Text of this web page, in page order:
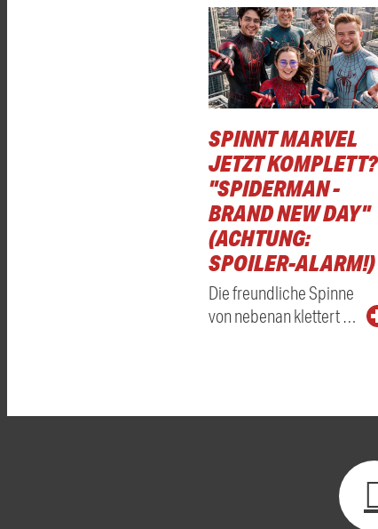
SPINNT MARVEL
JETZT KOMPLETT?
"SPIDERMAN -
BRAND NEW DAY"
(ACHTUNG:
SPOILER-ALARM!)
Die freundliche Spinne
von nebenan klettert …